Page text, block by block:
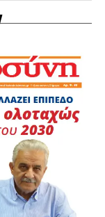
πειράματα
με την
τα παιδιά
μέσα από
καθώς και
ανέδειξαν τη
συνάνθρωπο, τις